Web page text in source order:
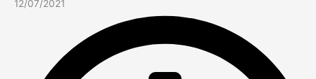
12/07/2021